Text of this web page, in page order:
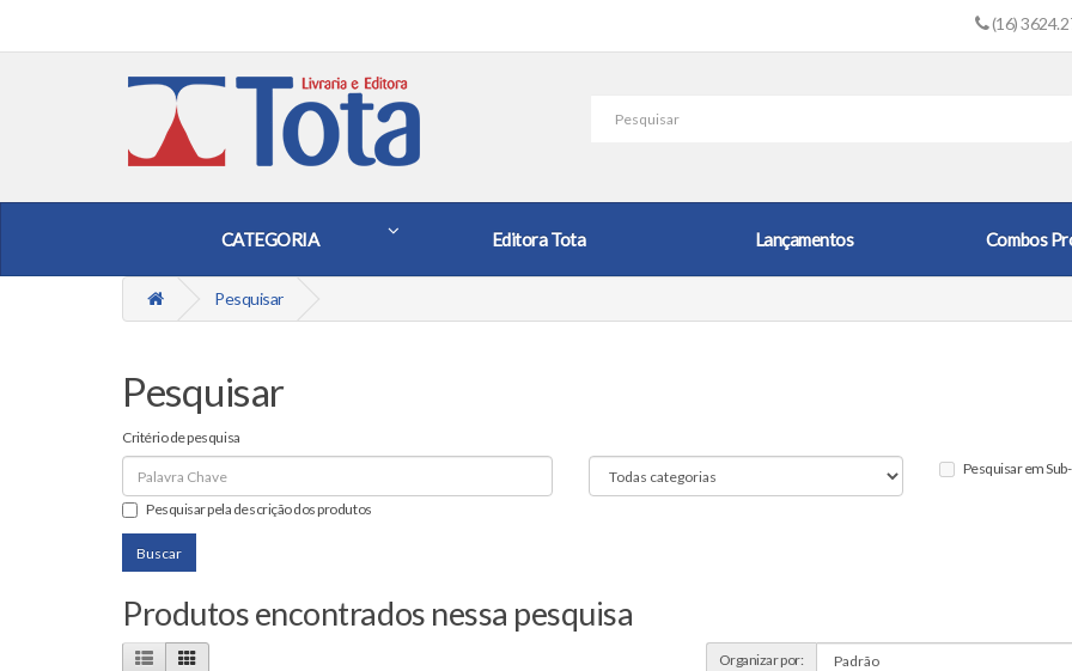
(16)
CATEGORIA Editora Tota Lançamentos Combos
Pesquisar
Pesquisar
Critério de pesquisa
Pesquisar em
Pesquisar pela descrição dos produtos
Produtos encontrados nessa pesquisa
Organizar por: